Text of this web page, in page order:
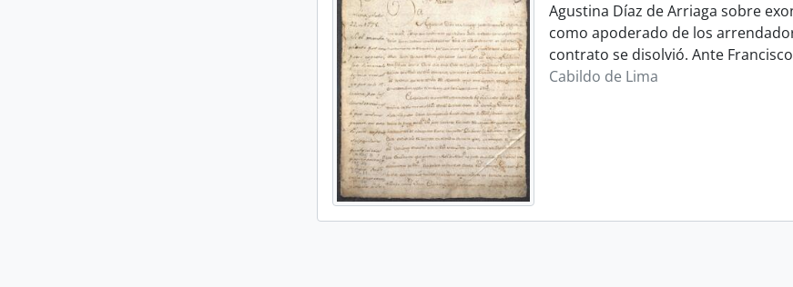
Agustina Díaz de Arriaga sobre
como apoderado de los
contrato se disolvió. Ante
Cabildo de Lima